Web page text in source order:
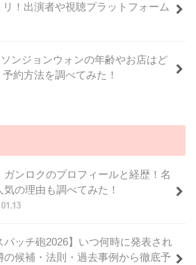
リ！出演者や視聴プラットフォーム
ンジョンウォンの年齢やお店はど
約方法を調べてみた！
ガンロクのプロフィールと経歴！名
気の理由も調べてみた！
パッチ砲2026】いつ何時に発表され
の候補・法則・過去事例から徹底予